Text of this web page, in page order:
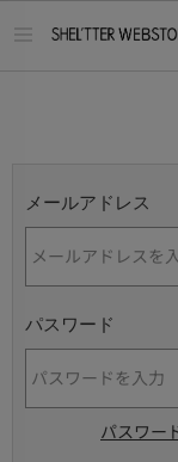
メールアドレス
パスワード
パスワー